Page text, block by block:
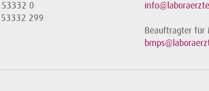
0
299
Beauftragter für